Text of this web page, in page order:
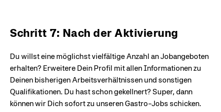
Schritt 7: Nach der Aktivierung
Du willst eine möglichst vielfältige Anzahl an Jobangeboten
erhalten? Erweitere Dein Profil mit allen Informationen zu
Deinen bisherigen Arbeitsverhältnissen und sonstigen
Qualifikationen. Du hast schon gekellnert? Super, dann
können wir Dich sofort zu unseren Gastro-Jobs schicken.